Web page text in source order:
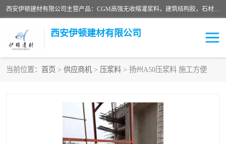
西安伊顿建材有限公司主营产品：CGM高强无收缩灌浆料，建筑结构胶，石材粘合剂，柔性防水材料，环氧修补砂浆等在各个行业得到了客户认可。
西安伊顿建材有限公司
当前位置： 首页 > 供应商机 > 压浆料 > 扬州A50压浆料 施工方便
修补砂浆
水泥路面修补材料